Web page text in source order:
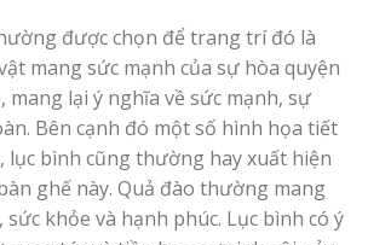
được chọn để trang trí đó là
mang sức mạnh của sự hòa quyện
mang lại ý nghĩa về sức mạnh, sự
Bên cạnh đó một số hình họa tiết
lục bình cũng thường hay xuất hiện
ghế này. Quả đào thường mang
khỏe và hạnh phúc. Lục bình có ý